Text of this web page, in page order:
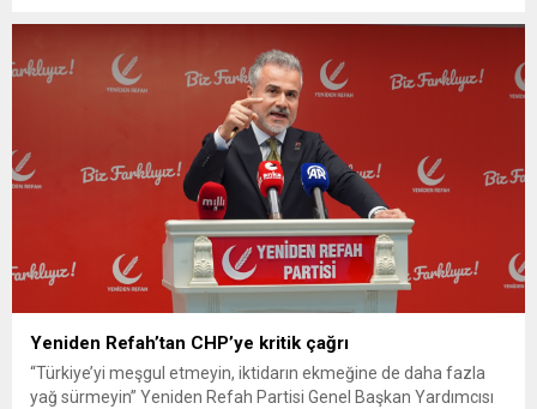
Yeniden Refah’tan CHP’ye kritik çağrı
“Türkiye’yi meşgul etmeyin, iktidarın ekmeğine de daha fazla
yağ sürmeyin” Yeniden Refah Partisi Genel Başkan Yardımcısı